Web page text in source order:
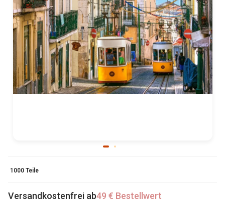
1000 Teile
Versandkostenfrei ab49 € Bestellwert